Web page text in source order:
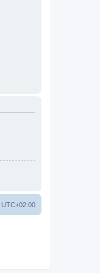
UTC+02:00